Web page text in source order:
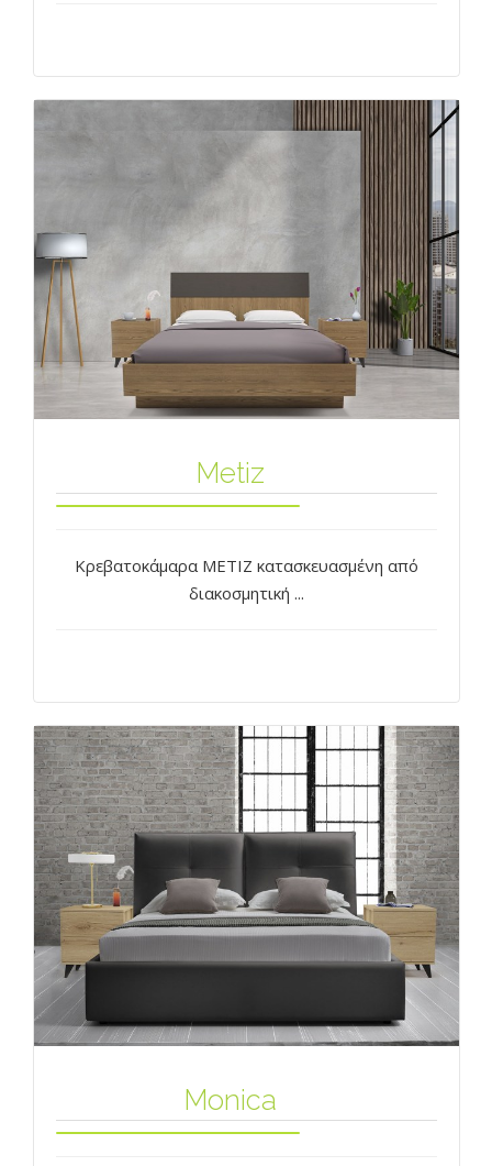
Metiz
Κρεβατοκάμαρα METIZ κατασκευασμένη από
διακοσμητική ...
Monica